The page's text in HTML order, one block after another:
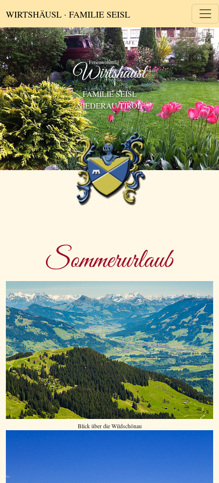
WIRTSHÄUSL · FAMILIE SEISL
Wirtshäusl
FAMILIE SEISL
NIEDERAU/TIROL
Sommerurlaub
Blick über die Wildschönau